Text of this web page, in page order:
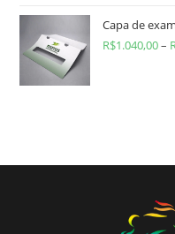
Capa de
R$1.040,00–